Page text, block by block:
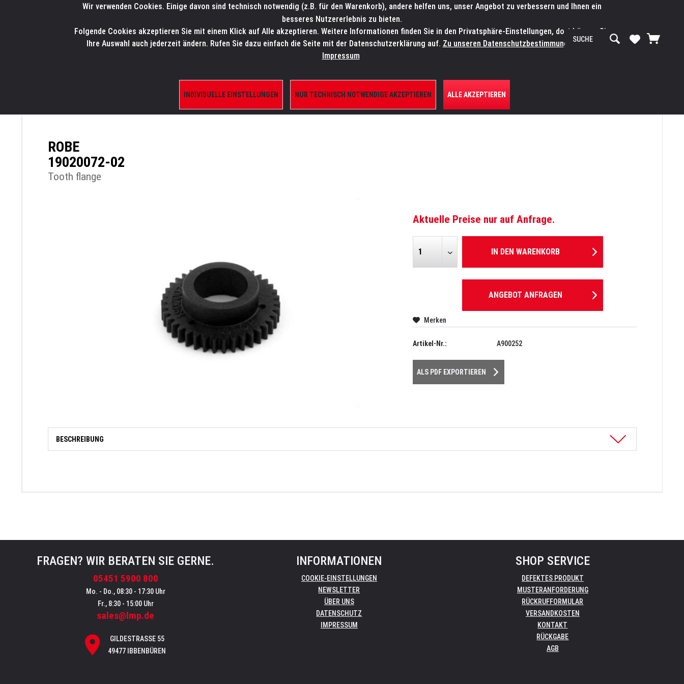
SALES-HOTLINE: +49 5451 5900-800 24/7: sales@lmp.de SERVICE-WERKSTATT Service/Hilfe
HOME PRODUKTE/SHOP MARKEN AKTUELLES SERVICE ÜBER UNS
ERSATZTEILE
ROBE
19020072-02
Tooth flange
Aktuelle Preise nur auf Anfrage.
IN DEN WARENKORB
ANGEBOT ANFRAGEN
Merken
Artikel-Nr.: A900252
ALS PDF EXPORTIEREN
BESCHREIBUNG
FRAGEN? WIR BERATEN SIE GERNE.
05451 5900 800
Mo. - Do., 08:30 - 17:30 Uhr
Fr., 8:30 - 15:00 Uhr
sales@lmp.de
GILDESTRASSE 55
49477 IBBENBÜREN
INFORMATIONEN
COOKIE-EINSTELLUNGEN
NEWSLETTER
ÜBER UNS
DATENSCHUTZ
IMPRESSUM
SHOP SERVICE
DEFEKTES PRODUKT
MUSTERANFORDERUNG
RÜCKRUFFORMULAR
VERSANDKOSTEN
KONTAKT
RÜCKGABE
AGB
Wir verwenden Cookies. Einige davon sind technisch notwendig (z.B. für den Warenkorb), andere helfen uns, unser Angebot zu verbessern und Ihnen ein
besseres Nutzererlebnis zu bieten.
Folgende Cookies akzeptieren Sie mit einem Klick auf Alle akzeptieren. Weitere Informationen finden Sie in den Privatsphäre-Einstellungen, dort können Sie
Ihre Auswahl auch jederzeit ändern. Rufen Sie dazu einfach die Seite mit der Datenschutzerklärung auf. Zu unseren Datenschutzbestimmungen. Zum
Impressum
INDIVIDUELLE EINSTELLUNGEN NUR TECHNISCH NOTWENDIGE AKZEPTIEREN ALLE AKZEPTIEREN